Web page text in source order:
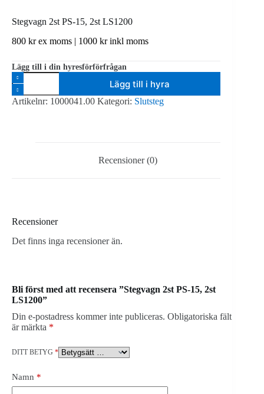
Stegvagn 2st PS-15, 2st LS1200
800 krex moms | 1000 krinkl moms
Lägg till i din hyresförförfrågan
Stegvagn
2st
PS-
15,
Lägg till i hyra
Artikelnr: 1000041.00 Kategori: Slutsteg
Recensioner (0)
Recensioner
Det finns inga recensioner än.
Bli först med att recensera ”Stegvagn 2st PS-15, 2st
LS1200”
Din e-postadress kommer inte publiceras. Obligatoriska fält
är märkta *
DITT BETYG *
Namn *